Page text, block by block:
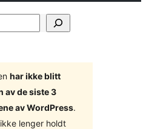
har ikke blitt
av de siste 3
av WordPress.
lenger holdt